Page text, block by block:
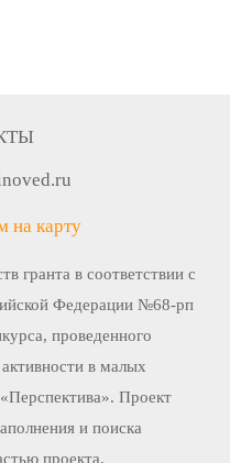
на карту
гранта в соответствии c
Федерации №68-рп
проведенного
в малых
Проект
и поиска
проекта.